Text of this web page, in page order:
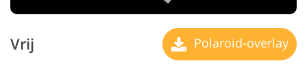
Vrij Polaroid-overlay